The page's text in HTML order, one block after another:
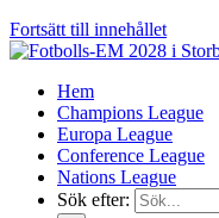
Fortsätt till innehållet
Hem
Champions League
Europa League
Conference League
Nations League
Sök efter: